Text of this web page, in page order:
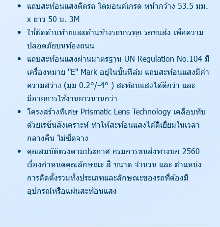
แถบสะท้อนแสงติดรถ ไดมอนด์เกรด หน้ากว้าง 53.5 มม.
x ยาว 50 ม. 3M
ใช้ติดด้านท้ายและด้านข้างรถบรรทุก รถขนส่ง เพื่อความ
ปลอดภัยบนท้องถนน
แถบสะท้อนแสงผ่านมาตรฐาน UN Regulation No.104 มี
เครื่องหมาย "E" Mark อยู่ในชั้นฟิล์ม แถบสะท้อนแสงมีค่า
ความสว่าง (มุม 0.2°/-4° ) สะท้อนแสงได้ดีกว่า และ
มีอายุการใช้งานยาวนานกว่า
โครงสร้างพิเศษ Prismatic Lens Technology เคลือบทับ
ด้วยเรซิ่นสังเคราะห์ ทำให้สะท้อนแสงได้ดีเยี่ยมในเวลา
กลางคืน ไม่ซีดจาง
คุณสมบัติตรงตามประกาศ กรมการขนส่งทางบก 2560
เรื่องกำหนดคุณลักษณะ สี ขนาด จำนวน และ ตำแหน่ง
การติดตั้งรวมทั้งประเภทและลักษณะของรถที่ต้องมี
อุปกรณ์หรือแผ่นสะท้อนแสง